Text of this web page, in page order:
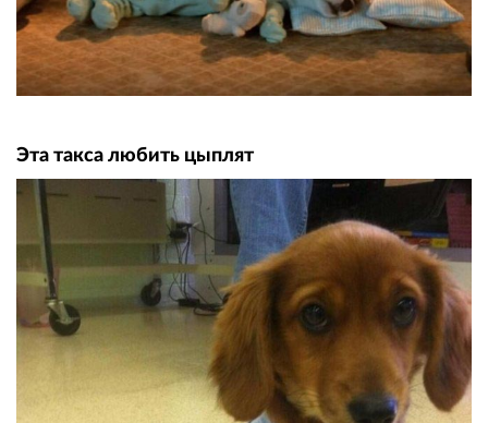
Эта такса любить цыплят